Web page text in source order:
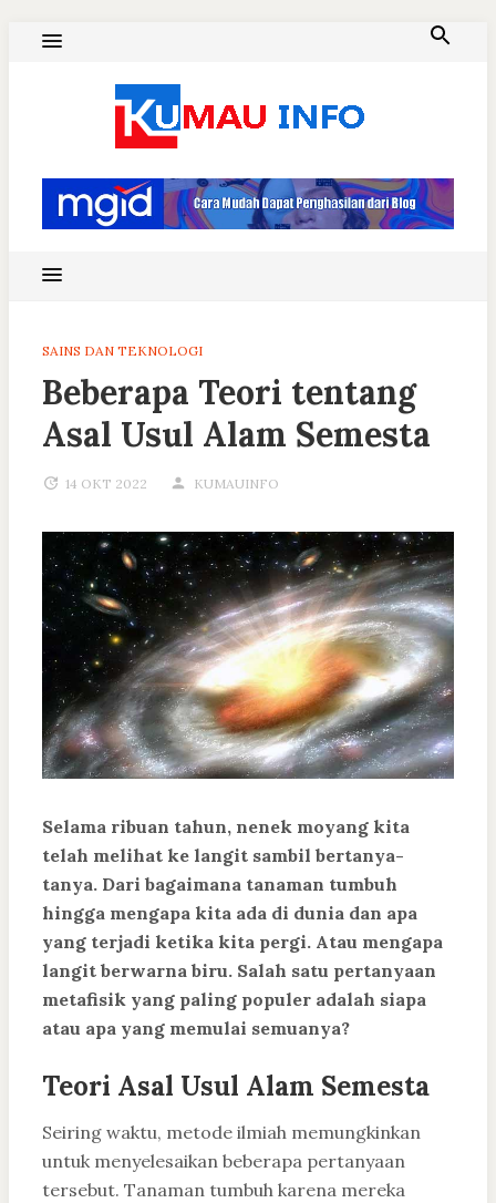
SAINS DAN TEKNOLOGI
Beberapa Teori tentang
Asal Usul Alam Semesta
14 OKT 2022 KUMAUINFO
Selama ribuan tahun, nenek moyang kita
telah melihat ke langit sambil bertanya-
tanya. Dari bagaimana tanaman tumbuh
hingga mengapa kita ada di dunia dan apa
yang terjadi ketika kita pergi. Atau mengapa
langit berwarna biru. Salah satu pertanyaan
metafisik yang paling populer adalah siapa
atau apa yang memulai semuanya?
Teori Asal Usul Alam Semesta
Seiring waktu, metode ilmiah memungkinkan
untuk menyelesaikan beberapa pertanyaan
tersebut. Tanaman tumbuh karena mereka